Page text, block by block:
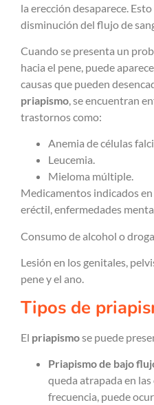
la erección desaparece.
disminución del flujo de
Cuando se presenta un
hacia el pene, puede
causas que pueden
priapismo, se encuentran
trastornos como:
Anemia de células
Leucemia.
Mieloma múltiple.
Medicamentos indicados
eréctil, enfermedades
Consumo de alcohol o
Lesión en los genitales,
pene y el ano.
Tipos de
El priapismose puede
Priapismo de bajo
queda atrapada en
frecuencia, puede